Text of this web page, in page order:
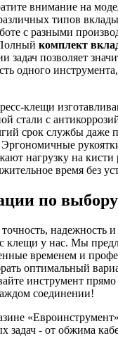
внимание на
типов
с разными
комплект
задач позволяет
одного
клещи
стали с
срок службы даже
нагрузку на кисти
время без
по
надежность и
клещи у нас. Мы
временем и
оптимальный
инструмент
соединении!
задач - от обжима